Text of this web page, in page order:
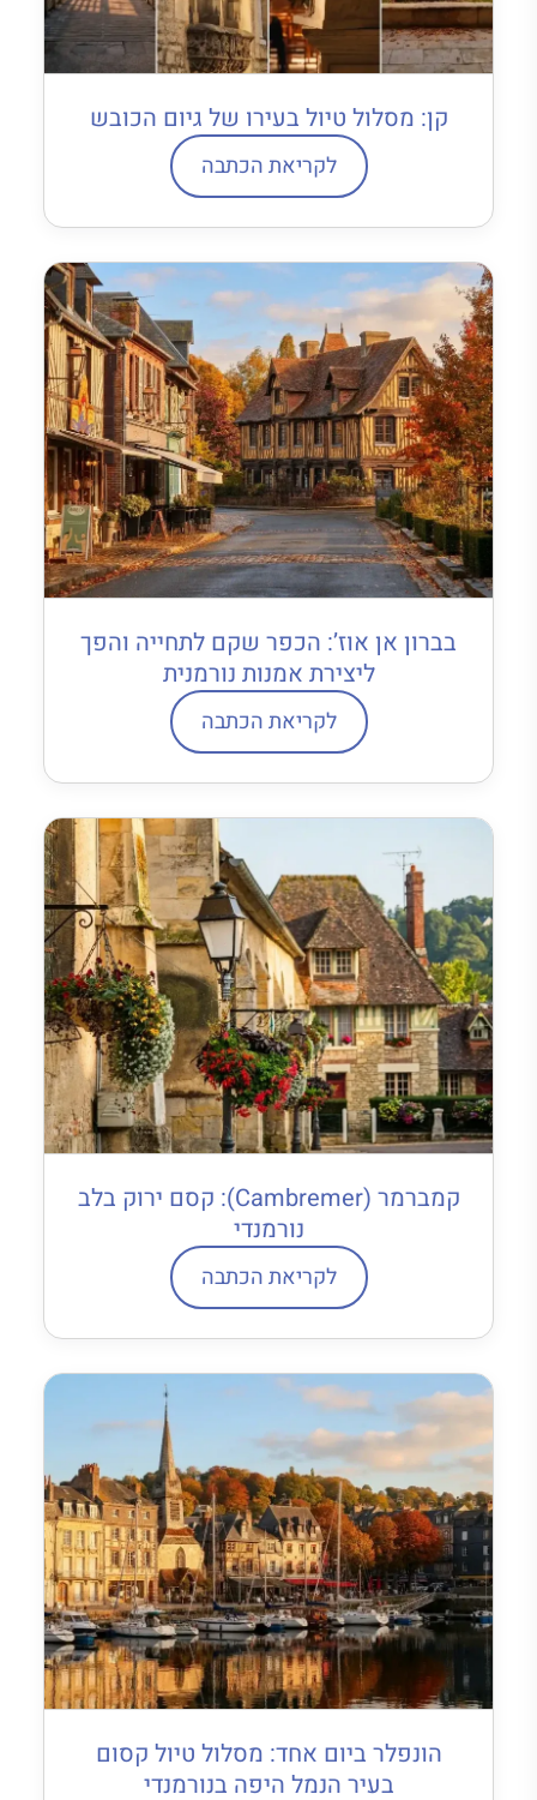
קן: מסלול טיול בעירו של גיום הכובש
לקריאת הכתבה
בברון אן אוז’: הכפר שקם לתחייה והפך
ליצירת אמנות נורמנית
לקריאת הכתבה
קמברמר (Cambremer): קסם ירוק בלב
נורמנדי
לקריאת הכתבה
הונפלר ביום אחד: מסלול טיול קסום
בעיר הנמל היפה בנורמנדי